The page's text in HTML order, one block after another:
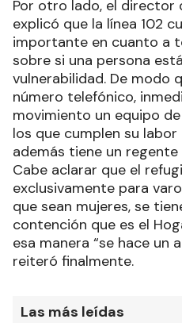
Por otro lado, el director
explicó que la línea 102
importante en cuanto a
sobre si una persona
vulnerabilidad. De modo
número telefónico,
movimiento un equipo
los que cumplen su
además tiene un regente
Cabe aclarar que el
exclusivamente para
que sean mujeres, se
contención que es el
esa manera “se hace un
reiteró finalmente.
Las más leídas